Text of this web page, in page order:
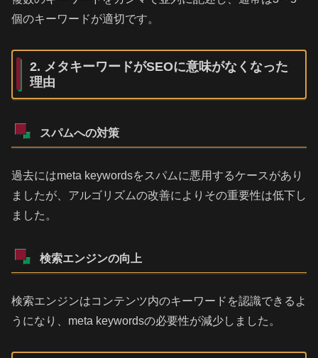
個のキーワードが適切です。
2. メタキーワードがSEOに意味がなくなった
理由
スパムへの対策
過去にはmeta keywordsをスパムに悪用するケースがあり
ましたが、アルゴリズムの改善によりその重要性は低下し
ました。
検索エンジンの向上
検索エンジンはコンテンツ内のキーワードを認識できるよ
うになり、meta keywordsの必要性が減少しました。